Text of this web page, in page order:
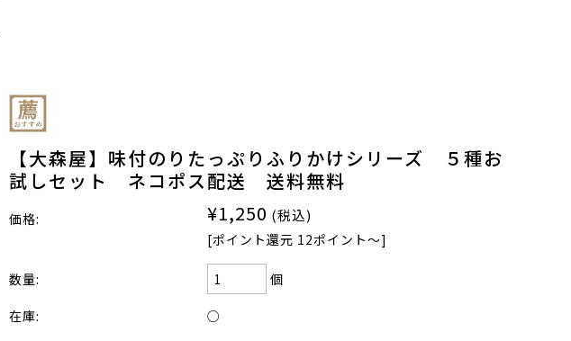
【大森屋】味付のりたっぷりふりかけシリーズ ５種お
試しセット ネコポス配送 送料無料
価格: ¥1,250 (税込)
[ポイント還元 12ポイント〜]
数量: 個
在庫: ○